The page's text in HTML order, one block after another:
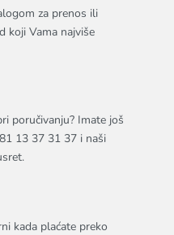
za prenos ili
koji Vama najviše
poručivanju? Imate još
13 37 31 37 i naši
kada plaćate preko